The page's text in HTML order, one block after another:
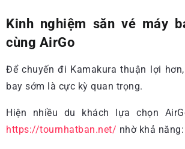
Kinh nghiệm săn vé máy
cùng AirGo
Để chuyến đi Kamakura thuận lợi
bay sớm là cực kỳ quan trọng.
Hiện nhiều du khách lựa chọn
https://tournhatban.net/ nhờ khả năng: